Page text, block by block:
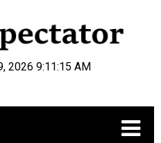
2026 9:11:16 AM